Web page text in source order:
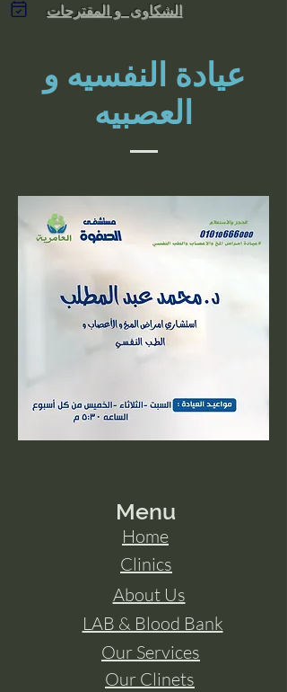
الشكاوى و المقترحات
عيادة النفسيه و
العصبيه
Menu
Home
Clinics
About Us
LAB & Blood Bank
Our Services
Our Clinets